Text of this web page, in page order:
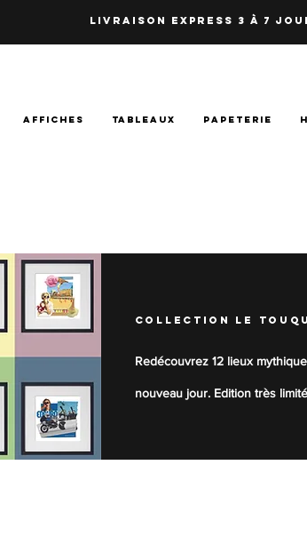
LIVRAISON EXPRESS 3 à 7
AFFICHES TABLEAUX PAPETERIE
collection le
Redécouvrez 12 lieux
nouveau jour. Edition très